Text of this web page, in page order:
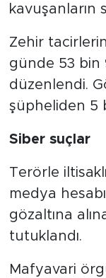
kavuşanların
Zehir
günde 53
düzenlendi.
şüpheliden 5
Siber suçlar
Terörle
medya
gözaltına
tutuklandı.
Mafyavari